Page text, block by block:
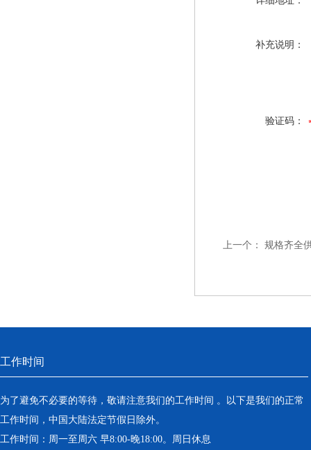
补充说明：
验证码：
上一个： 规格齐全
工作时间
为了避免不必要的等待，敬请注意我们的工作时间 。以下是我们的正常
工作时间，中国大陆法定节假日除外。
工作时间：周一至周六 早8:00-晚18:00。周日休息